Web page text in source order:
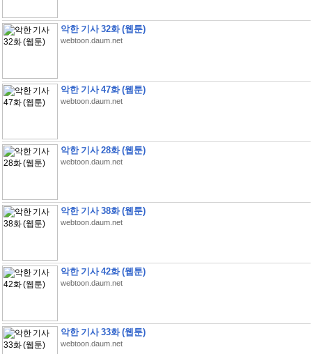
악한 기사 32화 (웹툰)
webtoon.daum.net
악한 기사 47화 (웹툰)
webtoon.daum.net
악한 기사 28화 (웹툰)
webtoon.daum.net
악한 기사 38화 (웹툰)
webtoon.daum.net
악한 기사 42화 (웹툰)
webtoon.daum.net
악한 기사 33화 (웹툰)
webtoon.daum.net